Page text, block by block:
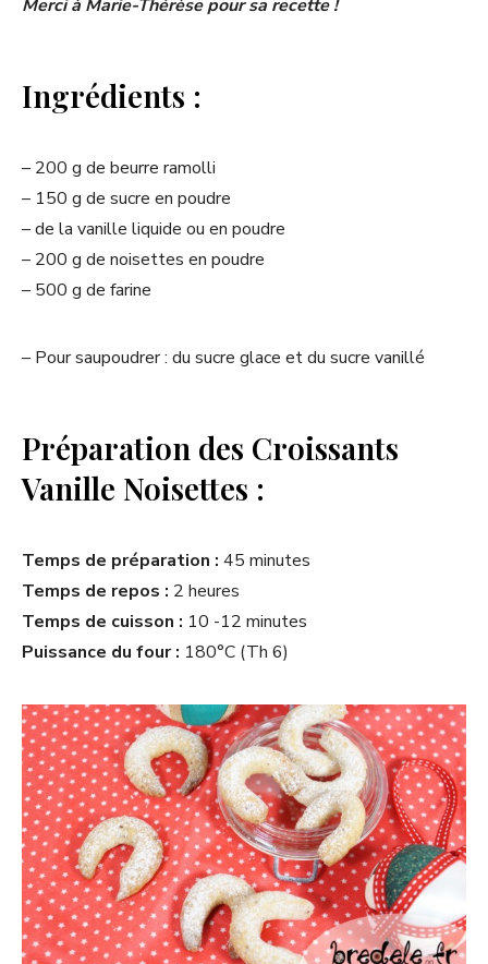
Merci à Marie-Thérèse pour sa recette !
Ingrédients :
– 200 g de beurre ramolli
– 150 g de sucre en poudre
– de la vanille liquide ou en poudre
– 200 g de noisettes en poudre
– 500 g de farine
– Pour saupoudrer : du sucre glace et du sucre vanillé
Préparation des Croissants
Vanille Noisettes :
Temps de préparation : 45 minutes
Temps de repos : 2 heures
Temps de cuisson : 10 -12 minutes
Puissance du four : 180°C (Th 6)